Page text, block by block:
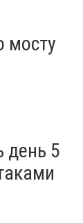
мосту
день 5